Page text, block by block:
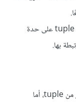
الخلاصة: يمكننا الوصول إلى كل عنصر من عناصر tuple على حدة
بها.
يمكننا استخدام الفهارس للوصول إلى عدِّة عناصر من tuple، أما